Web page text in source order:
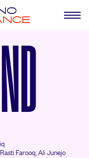
Rasti Farooq, Ali Junejo